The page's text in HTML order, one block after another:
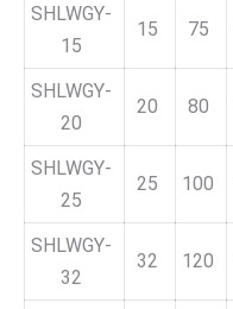
SHLWGY-
15
15 75
SHLWGY-
20
20 80
SHLWGY-
25
25 100
SHLWGY-
32
32 120